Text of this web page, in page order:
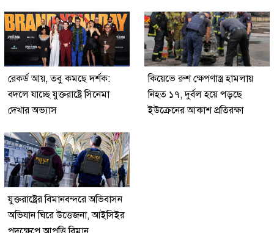
রেকর্ড আয়, তবু কমছে দর্শক:
বদলে যাচ্ছে যুক্তরাষ্ট্রে সিনেমা
দেখার অভ্যাস
কিয়েভে রুশ ক্ষেপণাস্ত্র হামলায়
নিহত ১৭, দুর্বল হয়ে পড়ছে
ইউক্রেনের আকাশ প্রতিরক্ষা
যুক্তরাষ্ট্রের বিমানবন্দরে অভিবাসন
অভিযান ঘিরে উত্তেজনা, আইসিইর